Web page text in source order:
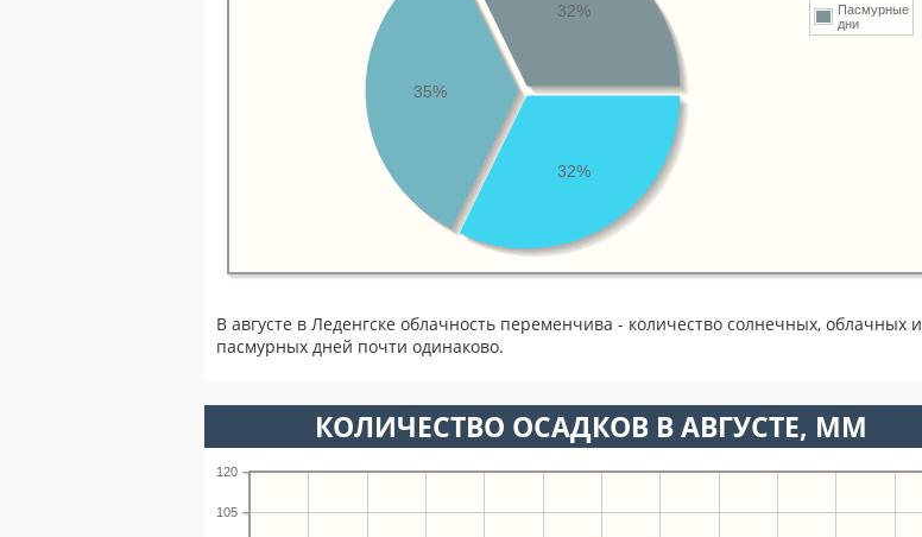
Пасмурные
дни
32%
35%
32%
В августе в Леденгске облачность переменчива - количество солнечных, облачных и
пасмурных дней почти одинаково.
КОЛИЧЕСТВО ОСАДКОВ В АВГУСТЕ, ММ
105
120